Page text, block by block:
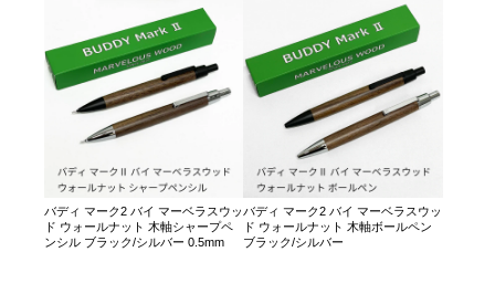
バディ マーク2 バイ マーベラスウッ
ド ウォールナット 木軸シャープペ
ンシル ブラック/シルバー 0.5mm
バディ マーク2 バイ マーベラスウッ
ド ウォールナット 木軸ボールペン
ブラック/シルバー